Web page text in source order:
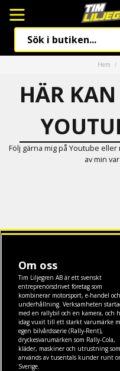
Hem
HÄR
Följ gärna mig på Youtube
av min
Om oss
Tim Liljegren AB är ett svenskt
entreprenörsdrivet företag som
kombinerar motorsport, e-handel och
underhållning. Verksamheten
med en rallybil och en kamera, och
idag vuxit till ett starkt varumärke
egen bilvårdsserie (Rally-Rent),
dryckesvarumärken som Rally-Cola,
kläder, maskineroch utrustning som
används av tusentals kunder runt
Sverige.